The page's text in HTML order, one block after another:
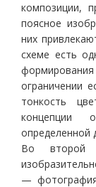
композиции,
поясное
них
схеме есть
ограничении
тонкость
концепции
определенной
Во второй
—